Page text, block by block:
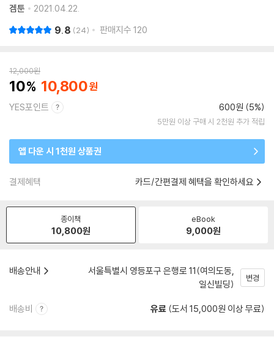
겜툰
2021.04.22.
9.8 24 판매지수 120
12,000원
10 10,800
YES포인트 600원 (5%)
5만원 이상 구매 시 2천원 추가 적립
앱 다운 시 1천원 상품권
결제혜택 카드/간편결제 혜택을 확인하세요
종이책
10,800원
eBook
9,000원
배송안내
서울특별시 영등포구 은행로 11(여의도동,
일신빌딩)
변경
배송비 유료 (도서 15,000원 이상 무료)